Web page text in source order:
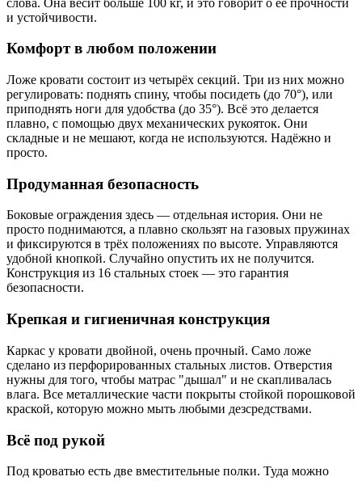
и устойчивости.
Комфорт в любом положении
Ложе кровати состоит из четырёх секций. Три из них можно
регулировать: поднять спину, чтобы посидеть (до 70°), или
приподнять ноги для удобства (до 35°). Всё это делается
плавно, с помощью двух механических рукояток. Они
складные и не мешают, когда не используются. Надёжно и
просто.
Продуманная безопасность
Боковые ограждения здесь — отдельная история. Они не
просто поднимаются, а плавно скользят на газовых пружинах
и фиксируются в трёх положениях по высоте. Управляются
удобной кнопкой. Случайно опустить их не получится.
Конструкция из 16 стальных стоек — это гарантия
безопасности.
Крепкая и гигиеничная конструкция
Каркас у кровати двойной, очень прочный. Само ложе
сделано из перфорированных стальных листов. Отверстия
нужны для того, чтобы матрас "дышал" и не скапливалась
влага. Все металлические части покрыты стойкой порошковой
краской, которую можно мыть любыми дезсредствами.
Всё под рукой
Под кроватью есть две вместительные полки. Туда можно